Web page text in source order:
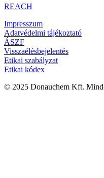
REACH
Impresszum
Adatvédelmi tájékoztató
ÁSZF
Visszaélésbejelentés
Etikai szabályzat
Etikai kódex
© 2025 Donauchem Kft.